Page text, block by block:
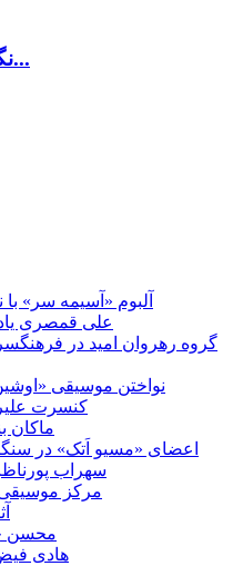
نگاهی به زندگی هنری ناصر عبد...
آلبوم «آسیمه سر»
علی قمصری
گروه رهروان امید در
نواختن موسیقی
کنسرت
«ماکان
اعضای «مسیو اَتک» در
سهراب
مرکز
محسن
هادی